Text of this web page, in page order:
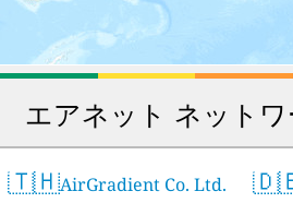
エアネット ネット
🇹🇭AirGradient Co. Ltd.